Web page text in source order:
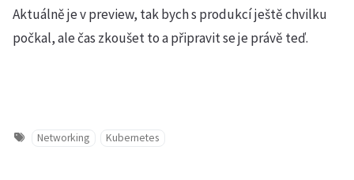
Aktuálně je v preview, tak bych s produkcí ještě chvilku
počkal, ale čas zkoušet to a připravit se je právě teď.
Networking Kubernetes